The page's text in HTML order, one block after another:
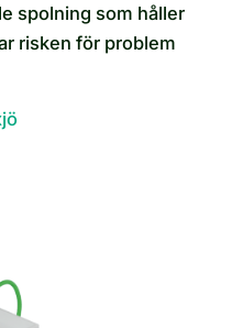
spolning som håller
risken för problem